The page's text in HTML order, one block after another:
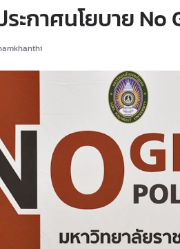
ะกาศนโยบาย No